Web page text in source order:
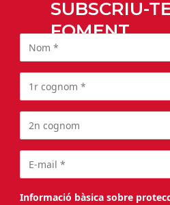
SUBSCRIU-
FOMENT
Informació bàsica sobre